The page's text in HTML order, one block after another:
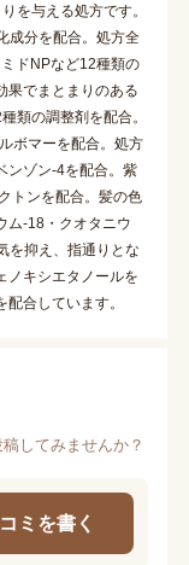
を与える処方です。
成分を配合。処方全
ドNPなど12種類の
果でまとまりのある
類の調整剤を配合。
ボマーを配合。処方
ンゾン-4を配合。紫
トンを配合。髪の色
ム-18・クオタニウ
を抑え、指通りとな
ノキシエタノールを
合しています。
してみませんか？
ミを書く